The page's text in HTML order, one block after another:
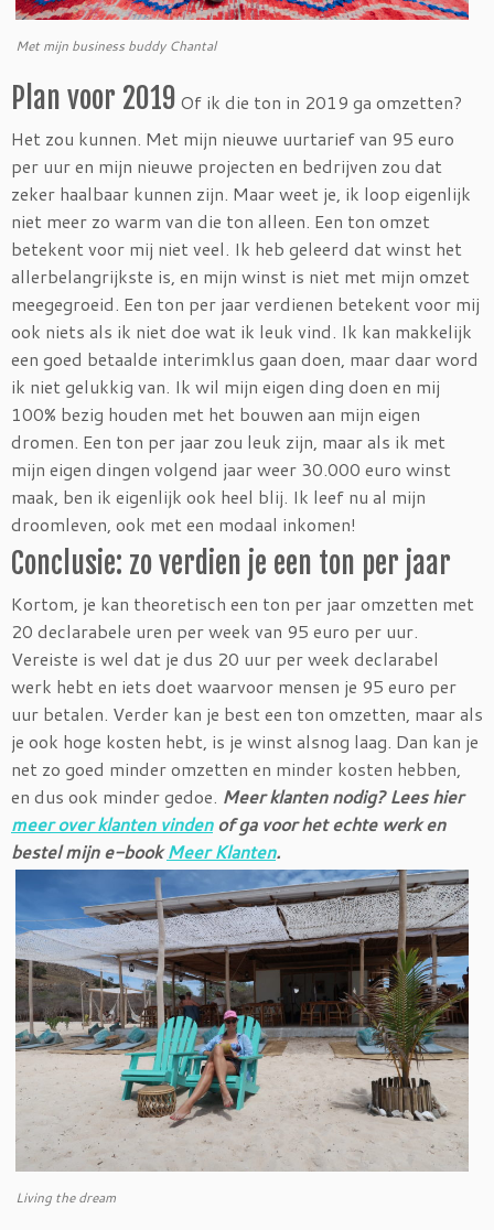
Met mijn business buddy Chantal
Plan voor 2019 Of ik die ton in 2019 ga omzetten?
Het zou kunnen. Met mijn nieuwe uurtarief van 95 euro
per uur en mijn nieuwe projecten en bedrijven zou dat
zeker haalbaar kunnen zijn. Maar weet je, ik loop eigenlijk
niet meer zo warm van die ton alleen. Een ton omzet
betekent voor mij niet veel. Ik heb geleerd dat winst het
allerbelangrijkste is, en mijn winst is niet met mijn omzet
meegegroeid. Een ton per jaar verdienen betekent voor mij
ook niets als ik niet doe wat ik leuk vind. Ik kan makkelijk
een goed betaalde interimklus gaan doen, maar daar word
ik niet gelukkig van. Ik wil mijn eigen ding doen en mij
100% bezig houden met het bouwen aan mijn eigen
dromen. Een ton per jaar zou leuk zijn, maar als ik met
mijn eigen dingen volgend jaar weer 30.000 euro winst
maak, ben ik eigenlijk ook heel blij. Ik leef nu al mijn
droomleven, ook met een modaal inkomen!
Conclusie: zo verdien je een ton per jaar
Kortom, je kan theoretisch een ton per jaar omzetten met
20 declarabele uren per week van 95 euro per uur.
Vereiste is wel dat je dus 20 uur per week declarabel
werk hebt en iets doet waarvoor mensen je 95 euro per
uur betalen. Verder kan je best een ton omzetten, maar als
je ook hoge kosten hebt, is je winst alsnog laag. Dan kan je
net zo goed minder omzetten en minder kosten hebben,
en dus ook minder gedoe. Meer klanten nodig? Lees hier
meer over klanten vindenof ga voor het echte werk en
bestel mijn e-bookMeer Klanten.
Living the dream